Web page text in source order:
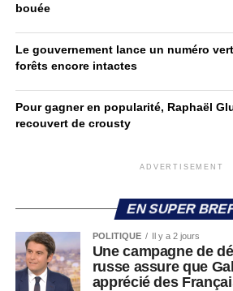
bouée
Le gouvernement lance un numéro
forêts encore intactes
Pour gagner en popularité, Raphaël
recouvert de crousty
ADVERTISEMENT
EN SUPER
POLITIQUE Il y a 2 jours
Une campagne de
russe assure que
apprécié des